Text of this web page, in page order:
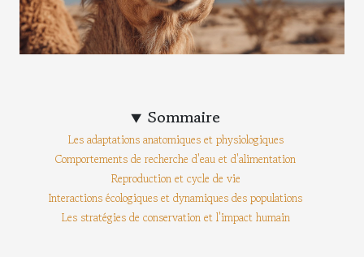
Sommaire
Les adaptations anatomiques et physiologiques
Comportements de recherche d'eau et d'alimentation
Reproduction et cycle de vie
Interactions écologiques et dynamiques des populations
Les stratégies de conservation et l'impact humain